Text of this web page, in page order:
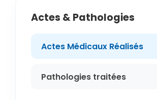
Actes & Pathologies
Actes Médicaux Réalisés
Pathologies traitées